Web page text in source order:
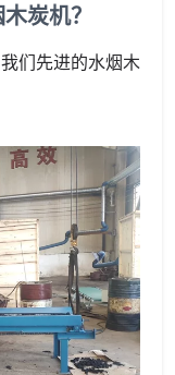
炭机？
们先进的水烟木